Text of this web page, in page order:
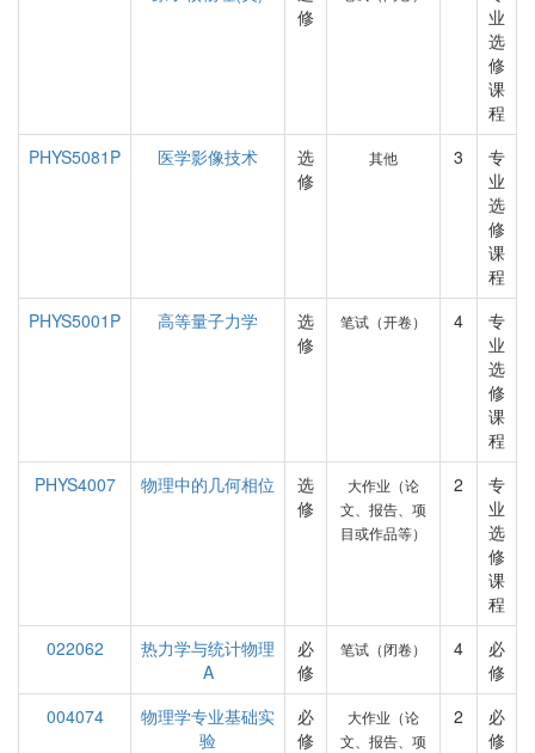
修
业
选
修
课
程
PHYS5081P
医学影像技术
选
修
其他 3
专
业
选
修
课
程
PHYS5001P
高等量子力学
选
修
笔试（开卷） 4
专
业
选
修
课
程
PHYS4007
物理中的几何相位
选
修
大作业（论
文、报告、项
目或作品等）
2
专
业
选
修
课
程
022062
热力学与统计物理
A
必
修
笔试（闭卷） 4
必
修
004074
物理学专业基础实
验
必
修
大作业（论
文、报告、项
2
必
修